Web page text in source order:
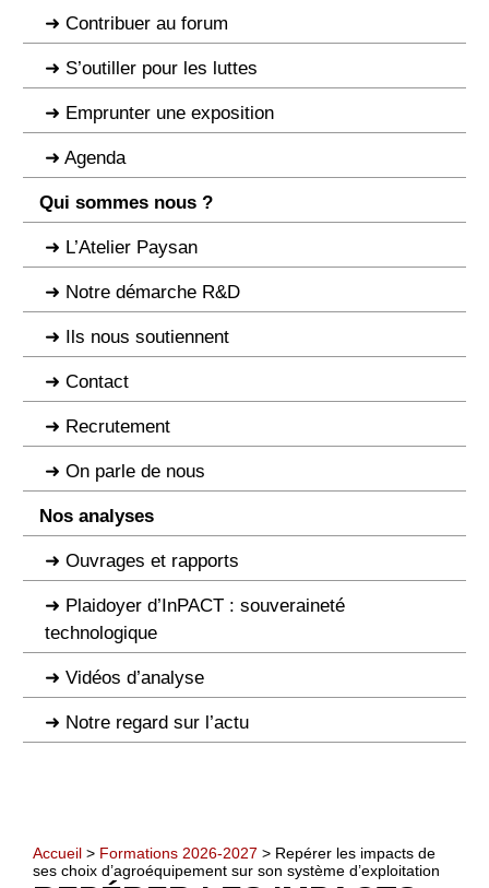
Contribuer au forum
S’outiller pour les luttes
Emprunter une exposition
Agenda
Qui sommes nous ?
L’Atelier Paysan
Notre démarche R&D
Ils nous soutiennent
Contact
Recrutement
On parle de nous
Nos analyses
Ouvrages et rapports
Plaidoyer d’InPACT : souveraineté
technologique
Vidéos d’analyse
Notre regard sur l’actu
Accueil > Formations 2026-2027 > Repérer les impacts de
ses choix d’agroéquipement sur son système d’exploitation